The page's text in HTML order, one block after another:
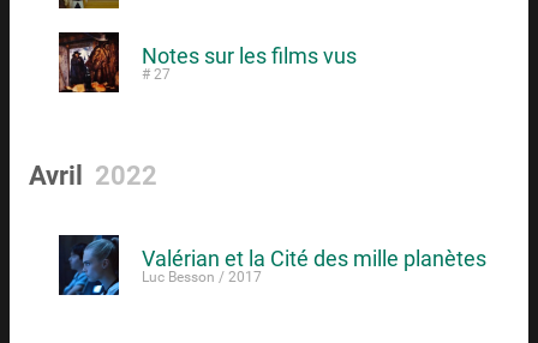
Notes sur les films vus
# 27
Avril 2022
Valérian et la Cité des mille planètes
Luc Besson / 2017